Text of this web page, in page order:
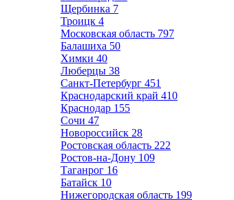
Щербинка 7
Троицк 4
Московская область 797
Балашиха 50
Химки 40
Люберцы 38
Санкт-Петербург 451
Краснодарский край 410
Краснодар 155
Сочи 47
Новороссийск 28
Ростовская область 222
Ростов-на-Дону 109
Таганрог 16
Батайск 10
Нижегородская область 199